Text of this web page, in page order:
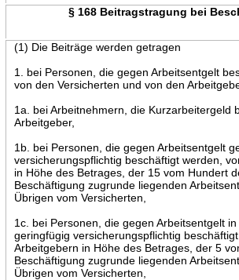
§ 168 Beitragstragung bei
(1) Die Beiträge werden getragen
1. bei Personen, die gegen Arbeitsentgelt
von den Versicherten und von den
1a. bei Arbeitnehmern, die Kurzarbeitergeld
Arbeitgeber,
1b. bei Personen, die gegen Arbeitsentgelt
versicherungspflichtig beschäftigt werden,
in Höhe des Betrages, der 15 vom Hundert
Beschäftigung zugrunde liegenden
Übrigen vom Versicherten,
1c. bei Personen, die gegen Arbeitsentgelt
geringfügig versicherungspflichtig
Arbeitgebern in Höhe des Betrages, der 5
Beschäftigung zugrunde liegenden
Übrigen vom Versicherten,